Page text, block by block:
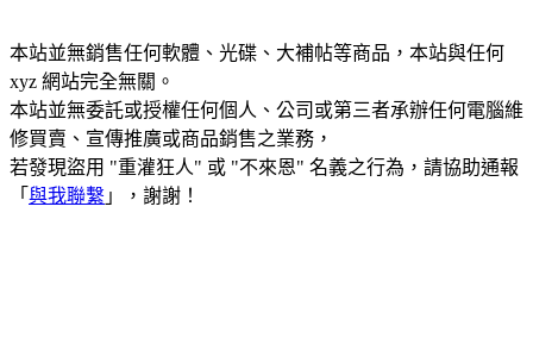
本站並無銷售任何軟體、光碟、大補帖等商品，本站與任何
xyz 網站完全無關。
本站並無委託或授權任何個人、公司或第三者承辦任何電腦維
修買賣、宣傳推廣或商品銷售之業務，
若發現盜用 "重灌狂人" 或 "不來恩" 名義之行為，請協助通報
「 與我聯繫 」，謝謝！